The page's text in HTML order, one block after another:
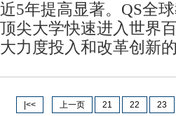
近5年提高显著。QS全
顶尖大学快速进入世界
大力度投入和改革创新的
|<< 上一页 21 22 23